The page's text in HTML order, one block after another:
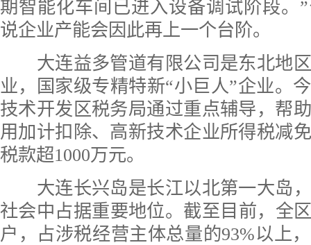
期智能化车间已进入设备调试阶段。
说企业产能会因此再上一个台阶。
大连益多管道有限公司是东北地区
业，国家级专精特新“小巨人”企业。
技术开发区税务局通过重点辅导，帮
用加计扣除、高新技术企业所得税减
税款超1000万元。
大连长兴岛是长江以北第一大岛，
社会中占据重要地位。截至目前，全
户，占涉税经营主体总量的93%以上